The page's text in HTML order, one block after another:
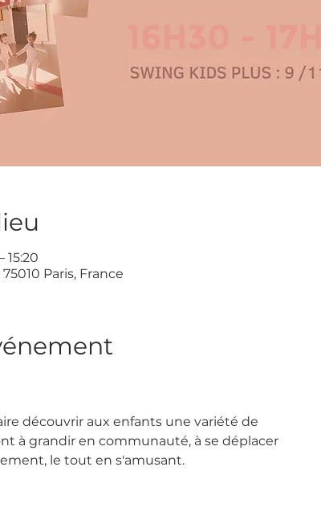
15:20
Paris, France
découvrir aux enfants une variété de
à grandir en communauté, à se déplacer
le tout en s'amusant.